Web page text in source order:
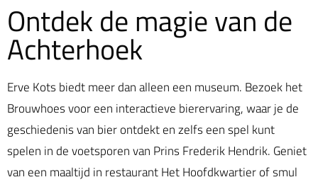
Ontdek de magie van de
Achterhoek
Erve Kots biedt meer dan alleen een museum. Bezoek het
Brouwhoes voor een interactieve bierervaring, waar je de
geschiedenis van bier ontdekt en zelfs een spel kunt
spelen in de voetsporen van Prins Frederik Hendrik. Geniet
van een maaltijd in restaurant Het Hoofdkwartier of smul